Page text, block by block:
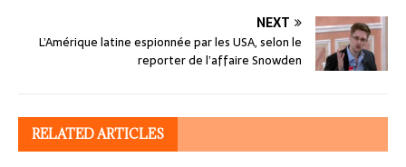
NEXT
L’Amérique latine espionnée par les USA, selon le
reporter de l’affaire Snowden
RELATED ARTICLES